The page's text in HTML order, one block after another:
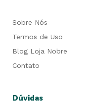
Sobre Nós
Termos de Uso
Blog Loja Nobre
Contato
Dúvidas